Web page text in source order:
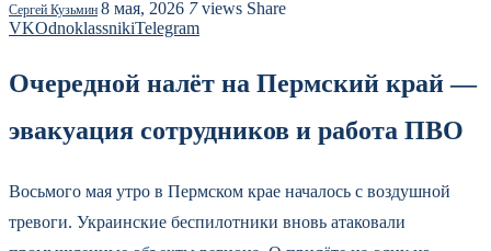
Сергей Кузьмин 8 мая, 2026 7views Share
VKOdnoklassnikiTelegram
Очередной налёт на Пермский край —
эвакуация сотрудников и работа ПВО
Восьмого мая утро в Пермском крае началось с воздушной
тревоги. Украинские беспилотники вновь атаковали